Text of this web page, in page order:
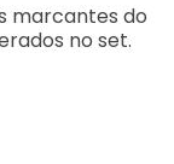
marcantes do
no set.